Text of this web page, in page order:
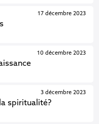
17 décembre 2023
10 décembre 2023
spiritualité?
3 décembre 2023